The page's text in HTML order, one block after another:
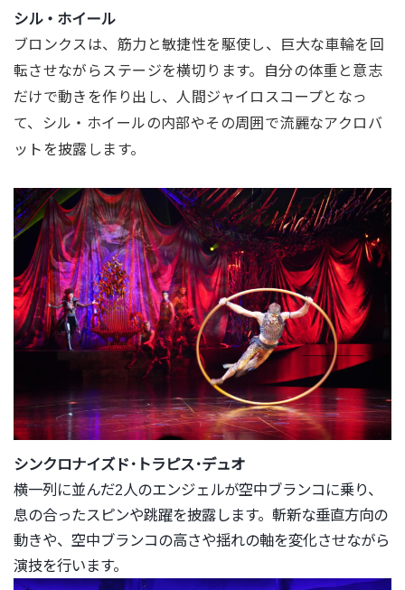
シル・ホイール
ブロンクスは、筋力と敏捷性を駆使し、
巨大な車輪を回
転させながらステージを横切ります。
自分の体重と意志
だけで動きを作り出し、 人間ジャイロスコープとなっ
て、シル・ ホイールの内部やその周囲で流麗なアクロバ
ットを披露します。
シンクロナイズド･トラピス･デュオ
横一列に並んだ2人のエンジェルが空中ブランコに乗り、
息の合ったスピンや跳躍を披露します。斬新な垂直方向の
動きや、 空中ブランコの高さや揺れの軸を変化させながら
演技を行います。